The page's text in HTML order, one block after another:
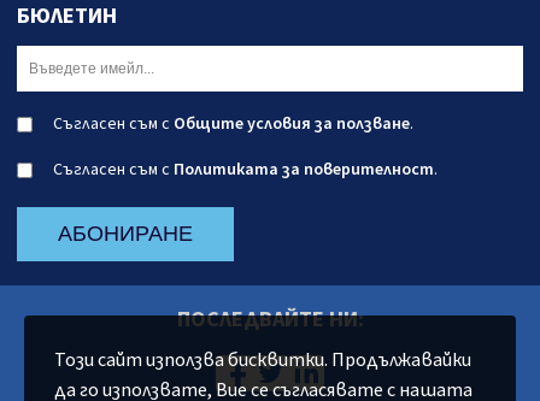
БЮЛЕТИН
Съгласен съм с Общите условия за ползване.
Съгласен съм с Политиката за поверителност.
АБОНИРАНЕ
ПОСЛЕДВАЙТЕ НИ:
Този сайт използва бисквитки. Продължавайки
да го използвате, Вие се съгласявате с нашата